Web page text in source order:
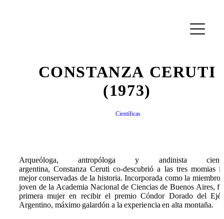
CONSTANZA CERUTI
(1973)
Científicas
Arqueóloga, antropóloga y andinista
argentina, Constanza Ceruti co-descubrió a las tres momias
mejor conservadas de la historia. Incorporada como la miembro
joven de la Academia Nacional de Ciencias de Buenos Aires,
primera mujer en recibir el premio Cóndor Dorado del
Argentino, máximo galardón a la experiencia en alta montaña.